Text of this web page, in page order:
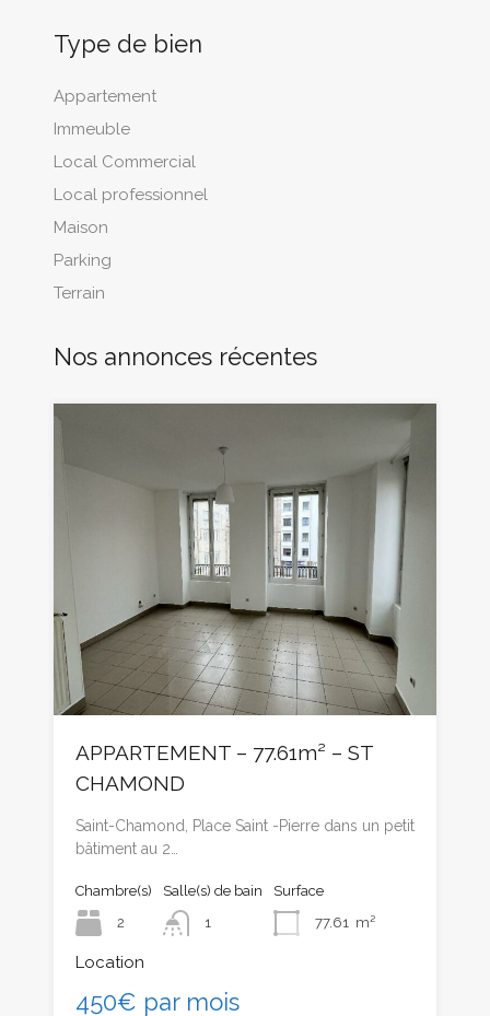
Type de bien
Appartement
Immeuble
Local Commercial
Local professionnel
Maison
Parking
Terrain
Nos annonces récentes
APPARTEMENT – 77.61m² – ST
CHAMOND
Saint-Chamond, Place Saint -Pierre dans un petit
bâtiment au 2…
Chambre(s)
2
Salle(s) de bain
1
Surface
77.61 m²
Location
450€ par mois